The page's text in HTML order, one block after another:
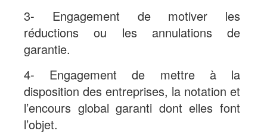
3- Engagement de motiver les
réductions ou les annulations de
garantie.
4- Engagement de mettre à la
disposition des entreprises, la notation et
l’encours global garanti dont elles font
l’objet.